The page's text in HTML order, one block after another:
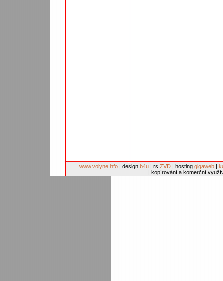
www.volyne.info | design b4u | rs ZVD | hosting gigaweb |
| kopírování a komerční